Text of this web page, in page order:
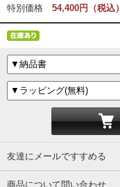
特別価格
54,400円（税込）
友達にメールですすめる
商品について問い合わせ